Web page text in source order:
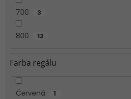
700 3
800 12
Farba regálu
Červená 1